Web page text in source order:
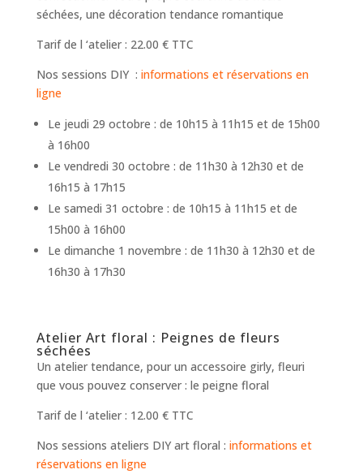
séchées, une décoration tendance romantique
Tarif de l ‘atelier : 22.00 € TTC
Nos sessions DIY : informations et réservations en
ligne
Le jeudi 29 octobre : de 10h15 à 11h15 et de 15h00
à 16h00
Le vendredi 30 octobre : de 11h30 à 12h30 et de
16h15 à 17h15
Le samedi 31 octobre : de 10h15 à 11h15 et de
15h00 à 16h00
Le dimanche 1 novembre : de 11h30 à 12h30 et de
16h30 à 17h30
Atelier Art floral : Peignes de fleurs
séchées
Un atelier tendance, pour un accessoire girly, fleuri
que vous pouvez conserver : le peigne floral
Tarif de l ‘atelier : 12.00 € TTC
Nos sessions ateliers DIY art floral : informations et
réservations en ligne